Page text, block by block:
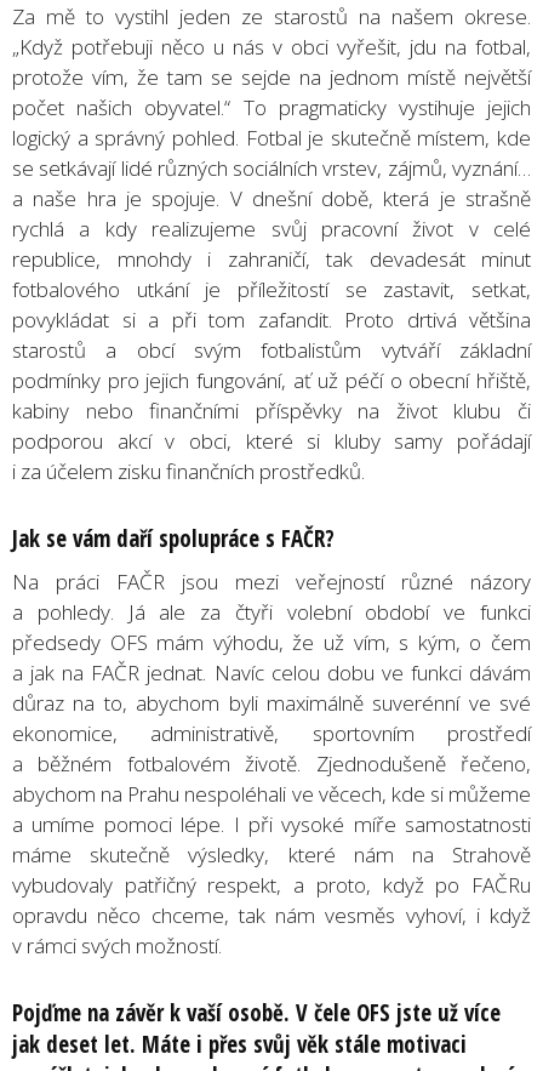
Za mě to vystihl jeden ze starostů na našem okrese.
„Když potřebuji něco u nás v obci vyřešit, jdu na fotbal,
protože vím, že tam se sejde na jednom místě největší
počet našich obyvatel.“ To pragmaticky vystihuje jejich
logický a správný pohled. Fotbal je skutečně místem, kde
se setkávají lidé různých sociálních vrstev, zájmů, vyznání…
a naše hra je spojuje. V dnešní době, která je strašně
rychlá a kdy realizujeme svůj pracovní život v celé
republice, mnohdy i zahraničí, tak devadesát minut
fotbalového utkání je příležitostí se zastavit, setkat,
povykládat si a při tom zafandit. Proto drtivá většina
starostů a obcí svým fotbalistům vytváří základní
podmínky pro jejich fungování, ať už péčí o obecní hřiště,
kabiny nebo finančními příspěvky na život klubu či
podporou akcí v obci, které si kluby samy pořádají
i za účelem zisku finančních prostředků.
Jak se vám daří spolupráce s FAČR?
Na práci FAČR jsou mezi veřejností různé názory
a pohledy. Já ale za čtyři volební období ve funkci
předsedy OFS mám výhodu, že už vím, s kým, o čem
a jak na FAČR jednat. Navíc celou dobu ve funkci dávám
důraz na to, abychom byli maximálně suverénní ve své
ekonomice, administrativě, sportovním prostředí
a běžném fotbalovém životě. Zjednodušeně řečeno,
abychom na Prahu nespoléhali ve věcech, kde si můžeme
a umíme pomoci lépe. I při vysoké míře samostatnosti
máme skutečně výsledky, které nám na Strahově
vybudovaly patřičný respekt, a proto, když po FAČRu
opravdu něco chceme, tak nám vesměs vyhoví, i když
v rámci svých možností.
Pojďme na závěr k vaší osobě. V čele OFS jste už více
jak deset let. Máte i přes svůj věk stále motivaci